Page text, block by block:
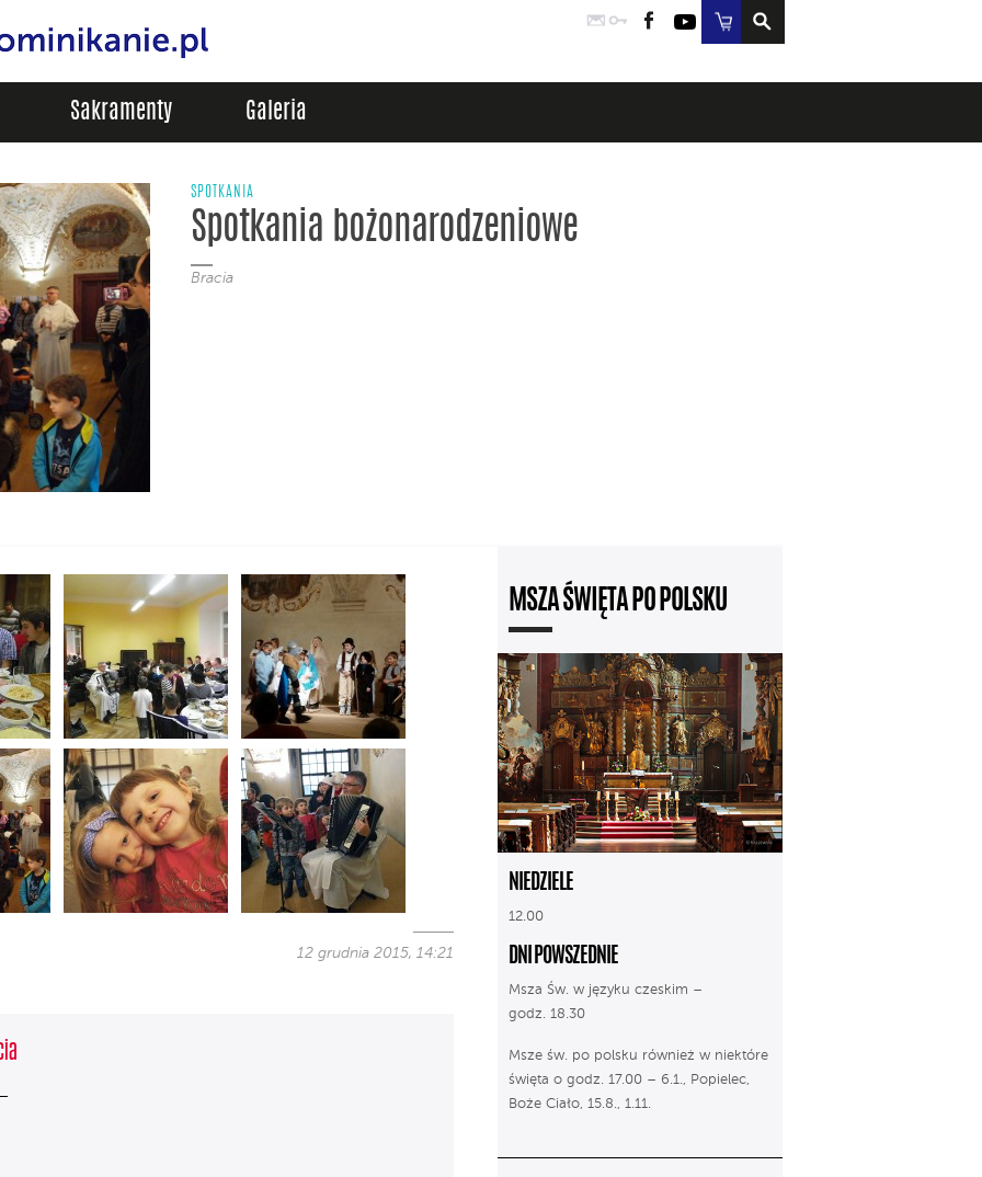
PocztaLogowanie
FacebookYouTube
Sklep
Sakramenty Galeria
SPOTKANIA
Spotkania bożonarodzeniowe
Bracia
12 grudnia 2015, 14:21
MSZA ŚWIĘTA PO POLSKU
NIEDZIELE
12.00
DNI POWSZEDNIE
Msza Św. w języku czeskim –
godz. 18.30
Msze św. po polsku również w niektóre
święta o godz. 17.00 – 6.1., Popielec,
Boże Ciało, 15.8., 1.11.